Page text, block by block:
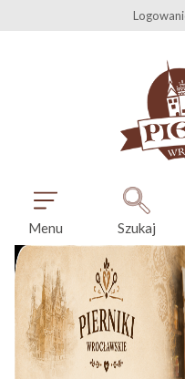
Menu Szukaj